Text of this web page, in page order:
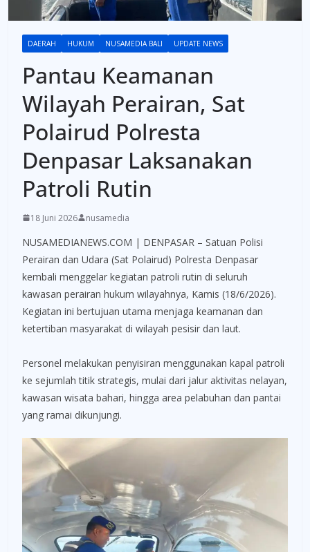
DAERAH HUKUM NUSAMEDIA BALI UPDATE NEWS
Pantau Keamanan
Wilayah Perairan, Sat
Polairud Polresta
Denpasar Laksanakan
Patroli Rutin
18 Juni 2026 nusamedia
NUSAMEDIANEWS.COM | DENPASAR – Satuan Polisi
Perairan dan Udara (Sat Polairud) Polresta Denpasar
kembali menggelar kegiatan patroli rutin di seluruh
kawasan perairan hukum wilayahnya, Kamis (18/6/2026).
Kegiatan ini bertujuan utama menjaga keamanan dan
ketertiban masyarakat di wilayah pesisir dan laut.
Personel melakukan penyisiran menggunakan kapal patroli
ke sejumlah titik strategis, mulai dari jalur aktivitas nelayan,
kawasan wisata bahari, hingga area pelabuhan dan pantai
yang ramai dikunjungi.